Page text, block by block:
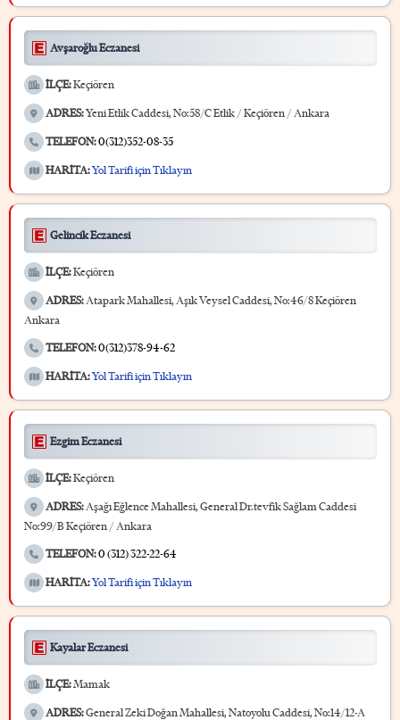
Avşaroğlu Eczanesi
İLÇE:Keçiören
ADRES:Yeni Etlik Caddesi, No:58/C Etlik / Keçiören / Ankara
TELEFON:0(312)352-08-35
HARİTA:Yol Tarifi için Tıklayın
Gelincik Eczanesi
İLÇE:Keçiören
ADRES:Atapark Mahallesi, Aşık Veysel Caddesi, No:46/8 Keçiören
Ankara
TELEFON:0(312)378-94-62
HARİTA:Yol Tarifi için Tıklayın
Ezgim Eczanesi
İLÇE:Keçiören
ADRES:Aşağı Eğlence Mahallesi, General Dr.tevfik Sağlam Caddesi
No:99/B Keçiören / Ankara
TELEFON:0 (312) 322-22-64
HARİTA:Yol Tarifi için Tıklayın
Kayalar Eczanesi
İLÇE:Mamak
ADRES:General Zeki Doğan Mahallesi, Natoyolu Caddesi, No:14/12-A